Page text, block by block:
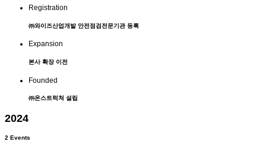
Registration
㈜와이즈산업개발안전점검전문기관 등록
Expansion
본사 확장 이전
Founded
㈜온스트럭쳐 설립
2024
2 Events